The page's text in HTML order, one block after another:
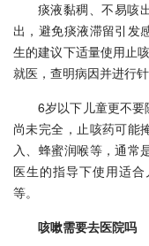
痰液黏稠、不易咳
出，避免痰液滞留引发
生的建议下适量使用止
就医，查明病因并进行针
6岁以下儿童更不
尚未完全，止咳药可能
入、蜂蜜润喉等，通常
医生的指导下使用适
等。
咳嗽需要去医院吗